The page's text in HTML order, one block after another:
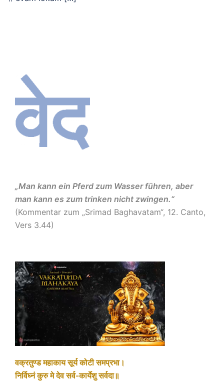
„Man kann ein Pferd zum Wasser führen, aber
man kann es zum trinken nicht zwingen.“
(Kommentar zum „Srimad Baghavatam“, 12. Canto,
Vers 3.44)
वक्रतुण्ड महाकाय सूर्य कोटी समप्रभा।
निर्विघ्नं कुरु मे देव सर्व-कार्येशु सर्वदा॥